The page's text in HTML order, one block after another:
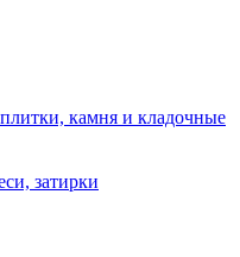
камня и кладочные
затирки